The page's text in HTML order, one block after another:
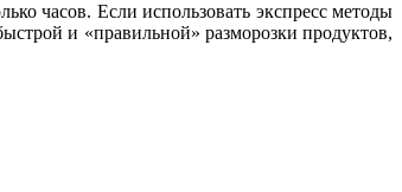
часов. Если использовать экспресс методы
и «правильной» разморозки продуктов,